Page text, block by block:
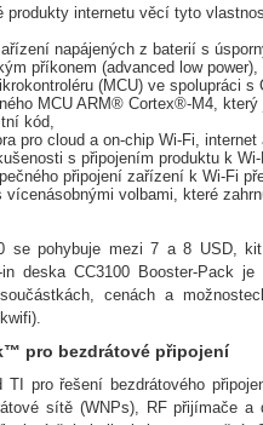
produkty internetu věcí tyto
napájených z baterií s
příkonem (advanced low power),
(MCU) ve spolupráci s
MCU ARM® Cortex®-M4,
kód,
pro cloud a on-chip Wi-Fi,
s připojením produktu k
připojení zařízení k Wi-Fi
vícenásobnými volbami, které
se pohybuje mezi 7 a 8 USD,
deska CC3100 Booster-Pack
cenách a
pro bezdrátové připojení
pro řešení bezdrátového
sítě (WNPs), RF přijímače